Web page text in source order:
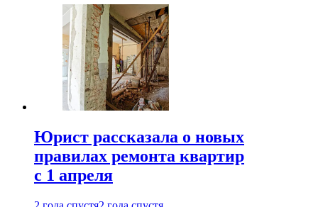
Юрист рассказала о новых
правилах ремонта квартир
с 1 апреля